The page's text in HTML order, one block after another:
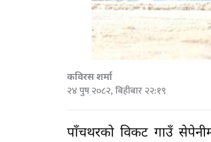
कविरस शर्मा
२४ पुष २०८२, बिहीबार २२:१९
पाँचथरको विकट गाउँ